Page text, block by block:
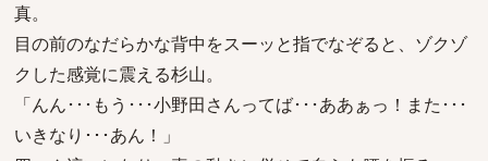
真。
目の前のなだらかな背中をスーッと指でなぞると、ゾクゾ
クした感覚に震える杉山。
「んん･･･もう･･･小野田さんってば･･･ああぁっ！また･･･
いきなり･･･あん！」